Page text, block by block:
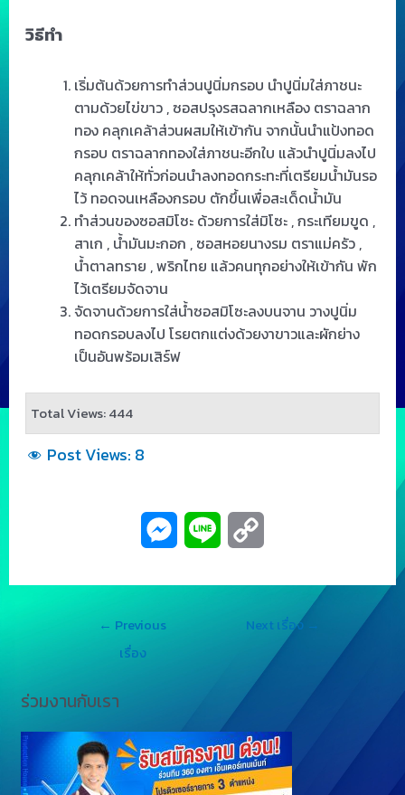
วิธีทำ
เริ่มต้นด้วยการทำส่วนปูนิ่มกรอบ นำปูนิ่มใส่ภาชนะ
ตามด้วยไข่ขาว , ซอสปรุงรสฉลากเหลือง ตราฉลาก
ทอง คลุกเคล้าส่วนผสมให้เข้ากัน จากนั้นนำแป้งทอด
กรอบ ตราฉลากทองใส่ภาชนะอีกใบ แล้วนำปูนิ่มลงไป
คลุกเคล้าให้ทั่วก่อนนำลงทอดกระทะที่เตรียมน้ำมันรอ
ไว้ ทอดจนเหลืองกรอบ ตักขึ้นเพื่อสะเด็ดน้ำมัน
ทำส่วนของซอสมิโซะ ด้วยการใส่มิโซะ , กระเทียมขูด ,
สาเก , น้ำมันมะกอก , ซอสหอยนางรม ตราแม่ครัว ,
น้ำตาลทราย , พริกไทย แล้วคนทุกอย่างให้เข้ากัน พัก
ไว้เตรียมจัดจาน
จัดจานด้วยการใส่น้ำซอสมิโซะลงบนจาน วางปูนิ่ม
ทอดกรอบลงไป โรยตกแต่งด้วยงาขาวและผักย่าง
เป็นอันพร้อมเสิร์ฟ
Total Views: 444
Post Views: 8
g
e
L
n
k
← Previous
เรื่อง
Next เรื่อง →
ร่วมงานกับเรา